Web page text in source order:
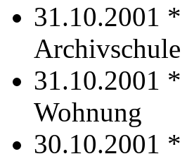
31.10.2001 *
Archivschule
31.10.2001 *
Wohnung
30.10.2001 *